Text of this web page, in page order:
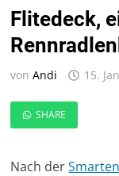
Flitedeck,
vonAndi 15.
SHARE
Nach der